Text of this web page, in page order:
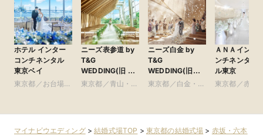
ホテル インター
コンチネンタル
東京ベイ
東京都／お台場・
リア
ニーズ表参道 by
T&G
WEDDING(旧 表
参道TERRACE)
東京都／青山・表
ニーズ白金 by
T&G
WEDDING(旧
アーフェリーク白
東京都／白金・恵
ＡＮＡインタ
ンチネンタル
ル東京
東京都／赤坂
マイナビウエディング>結婚式場TOP > 東京都の結婚式場 > 赤坂・六本